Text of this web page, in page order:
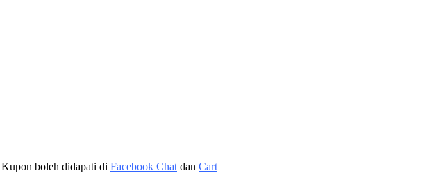
boleh didapati di Facebook Chat dan Cart